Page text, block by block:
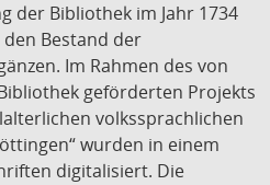
der Bibliothek im Jahr 1734
Bestand der
Im Rahmen des von
geförderten Projekts
volkssprachlichen
wurden in einem
digitalisiert. Die